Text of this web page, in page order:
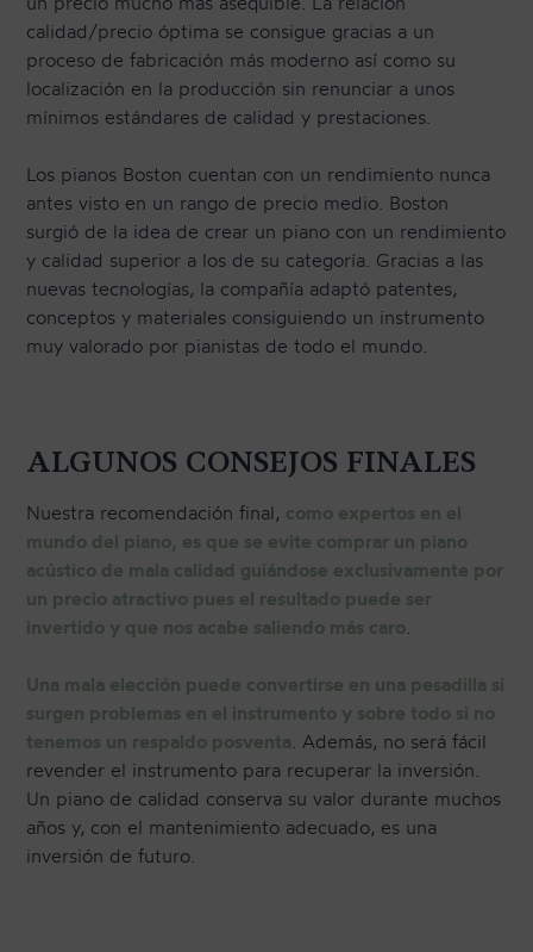
calidad/precio óptima se consigue gracias a un
proceso de fabricación más moderno así como su
localización en la producción sin renunciar a unos
mínimos estándares de calidad y prestaciones.
Los pianos Boston cuentan con un rendimiento nunca
antes visto en un rango de precio medio. Boston
surgió de la idea de crear un piano con un rendimiento
y calidad superior a los de su categoría. Gracias a las
nuevas tecnologías, la compañía adaptó patentes,
conceptos y materiales consiguiendo un instrumento
muy valorado por pianistas de todo el mundo.
ALGUNOS CONSEJOS FINALES
Nuestra recomendación final, como expertos en el
mundo del piano, es que se evite comprar un piano
acústico de mala calidad guiándose exclusivamente por
un precio atractivo pues el resultado puede ser
invertido y que nos acabe saliendo más caro
Una mala elección puede convertirse en una pesadilla si
surgen problemas en el instrumento y sobre todo si no
tenemos un respaldo posventa . Además, no será fácil
revender el instrumento para recuperar la inversión.
Un piano de calidad conserva su valor durante muchos
años y, con el mantenimiento adecuado, es una
inversión de futuro.